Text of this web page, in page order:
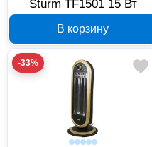
Sturm TF1501 15 Вт
В корзину
-33%